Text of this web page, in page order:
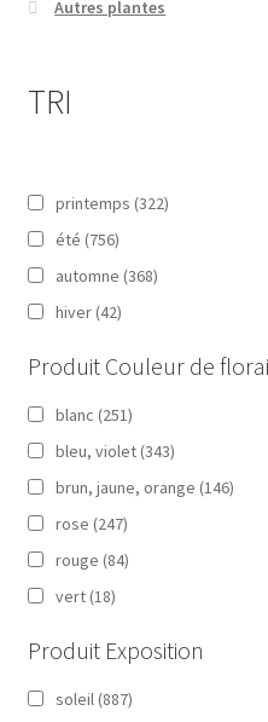
Autres plantes
TRI
printemps (322)
été (756)
automne (368)
hiver (42)
Produit Couleur de
blanc (251)
bleu, violet (343)
brun, jaune, orange (146)
rose (247)
rouge (84)
vert (18)
Produit Exposition
soleil (887)